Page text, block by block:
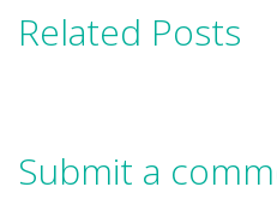
Related Posts
Submit a